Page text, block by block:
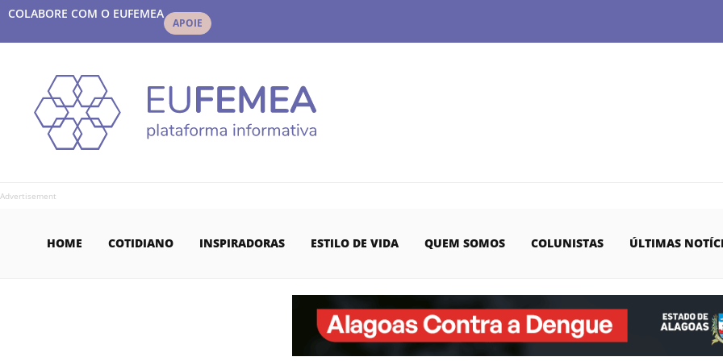
COLABORE COM O EUFEMEA
APOIE
Advertisement
HOME COTIDIANO INSPIRADORAS ESTILO DE VIDA QUEM SOMOS COLUNISTAS ÚLTIMAS